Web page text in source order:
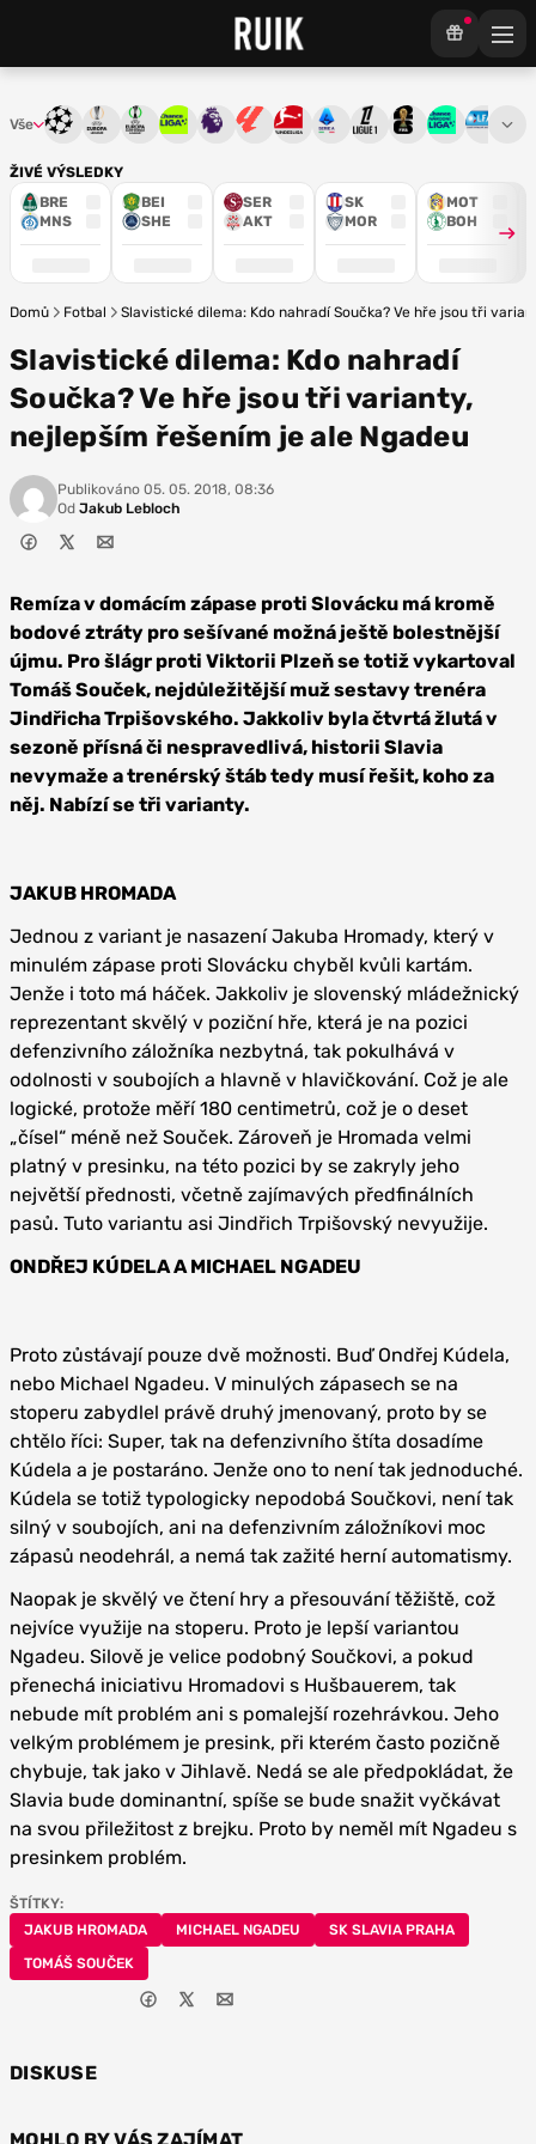
ŽIVÉ VÝSLEDKY
BRE
MNS
BEI
SHE
SER
AKT
SK
MOR
MOT
BOH
Vše Liga mistrůEvropská liga
Konferenční liga
Chance ligaPremier League
La LigaBundesliga
Serie ALigue 1Mistrovství světa
Chance3. ČFL
Domů Fotbal Slavistické dilema: Kdo nahradí Součka? Ve hře jsou tři
Slavistické dilema: Kdo nahradí
Součka? Ve hře jsou tři varianty,
nejlepším řešením je ale Ngadeu
Publikováno 05. 05. 2018, 08:36
Od Jakub Lebloch
Remíza v domácím zápase proti Slovácku má kromě
bodové ztráty pro sešívané možná ještě bolestnější
újmu. Pro šlágr proti Viktorii Plzeň se totiž vykartoval
Tomáš Souček, nejdůležitější muž sestavy trenéra
Jindřicha Trpišovského. Jakkoliv byla čtvrtá žlutá v
sezoně přísná či nespravedlivá, historii Slavia
nevymaže a trenérský štáb tedy musí řešit, koho za
něj. Nabízí se tři varianty.
JAKUB HROMADA
Jednou z variant je nasazení Jakuba Hromady, který v
minulém zápase proti Slovácku chyběl kvůli kartám.
Jenže i toto má háček. Jakkoliv je slovenský mládežnický
reprezentant skvělý v poziční hře, která je na pozici
defenzivního záložníka nezbytná, tak pokulhává v
odolnosti v soubojích a hlavně v hlavičkování. Což je ale
logické, protože měří 180 centimetrů, což je o deset
„čísel“ méně než Souček. Zároveň je Hromada velmi
platný v presinku, na této pozici by se zakryly jeho
největší přednosti, včetně zajímavých předfinálních
pasů. Tuto variantu asi Jindřich Trpišovský nevyužije.
ONDŘEJ KÚDELA A MICHAEL NGADEU
Proto zůstávají pouze dvě možnosti. Buď Ondřej Kúdela,
nebo Michael Ngadeu. V minulých zápasech se na
stoperu zabydlel právě druhý jmenovaný, proto by se
chtělo říci: Super, tak na defenzivního štíta dosadíme
Kúdela a je postaráno. Jenže ono to není tak jednoduché.
Kúdela se totiž typologicky nepodobá Součkovi, není tak
silný v soubojích, ani na defenzivním záložníkovi moc
zápasů neodehrál, a nemá tak zažité herní automatismy.
Naopak je skvělý ve čtení hry a přesouvání těžiště, což
nejvíce využije na stoperu. Proto je lepší variantou
Ngadeu. Silově je velice podobný Součkovi, a pokud
přenechá iniciativu Hromadovi s Hušbauerem, tak
nebude mít problém ani s pomalejší rozehrávkou. Jeho
velkým problémem je presink, při kterém často pozičně
chybuje, tak jako v Jihlavě. Nedá se ale předpokládat, že
Slavia bude dominantní, spíše se bude snažit vyčkávat
na svou přiležitost z brejku. Proto by neměl mít Ngadeu s
presinkem problém.
ŠTÍTKY:
JAKUB HROMADA
MICHAEL NGADEU
SK SLAVIA PRAHA
TOMÁŠ SOUČEK
DISKUSE